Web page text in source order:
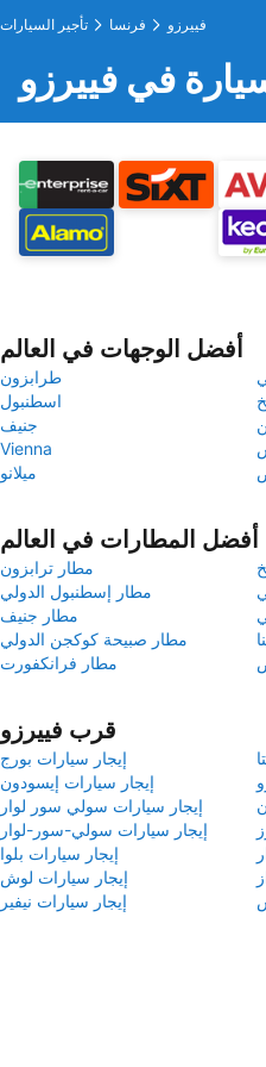
تأجير السيارات فرنسا فييرزو
في فييرزو
أفضل الوجهات في العالم
طرابزون
اسطنبول
جنيف
Vienna
ميلانو
أفضل المطارات في العالم
مطار ترابزون
مطار إسطنبول الدولي
مطار جنيف
مطار صبيحة كوكجن الدولي
مطار فرانكفورت
قرب فييرزو
إيجار سيارات بورج
إيجار سيارات إيسودون
إيجار سيارات سولي سور لوار
إيجار سيارات سولي-سور-لوار
إيجار سيارات بلوا
إيجار سيارات لوش
إيجار سيارات نيفير